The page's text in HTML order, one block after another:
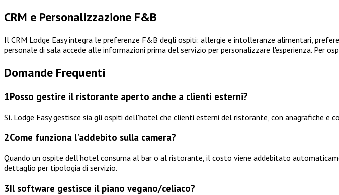
CRM e Personalizzazione F&B
Il CRM Lodge Easy integra le preferenze F&B degli ospiti: allergie e intolleranze alimentari,
personale di sala accede alle informazioni prima del servizio per personalizzare l'esperienza. Per
Domande Frequenti
1Posso gestire il ristorante aperto anche a clienti esterni?
Sì. Lodge Easy gestisce sia gli ospiti dell'hotel che clienti esterni del ristorante, con anagrafiche e
2Come funziona l'addebito sulla camera?
Quando un ospite dell'hotel consuma al bar o al ristorante, il costo viene addebitato
dettaglio per tipologia di servizio.
3Il software gestisce il piano vegano/celiaco?